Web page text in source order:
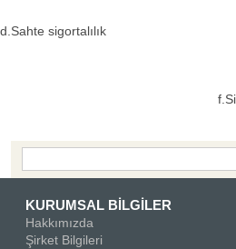
d.Sahte sigortalılık
Bottom Search Toolbar
KURUMSAL BİLGİLER
Hakkımızda
Şirket Bilgileri